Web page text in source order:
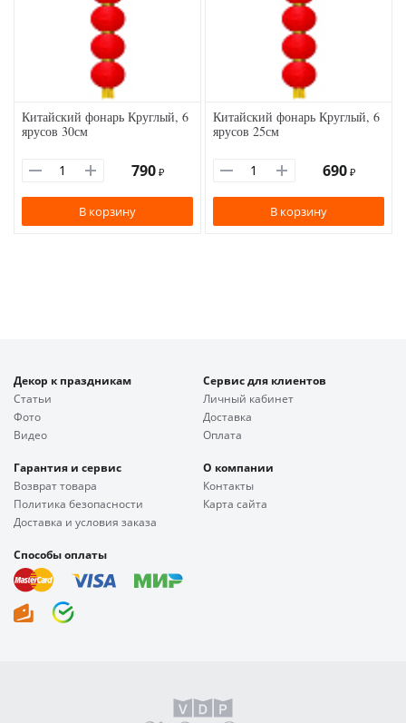
Китайский фонарь Круглый, 6
ярусов 30см
790 ₽
В корзину
Китайский фонарь Круглый, 6
ярусов 25см
690 ₽
В корзину
Декор к праздникам
Статьи
Фото
Видео
Сервис для клиентов
Личный кабинет
Доставка
Оплата
Гарантия и сервис
Возврат товара
Политика безопасности
Доставка и условия заказа
О компании
Контакты
Карта сайта
Способы оплаты